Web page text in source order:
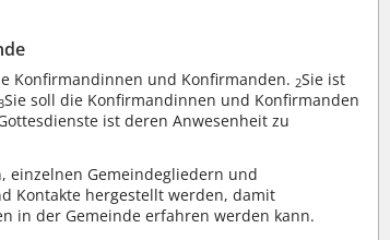
Konfirmandinnen und Konfirmanden. 2Sie ist
Sie soll die Konfirmandinnen und Konfirmanden
ist deren Anwesenheit zu
einzelnen Gemeindegliedern und
Kontakte hergestellt werden, damit
in der Gemeinde erfahren werden kann.